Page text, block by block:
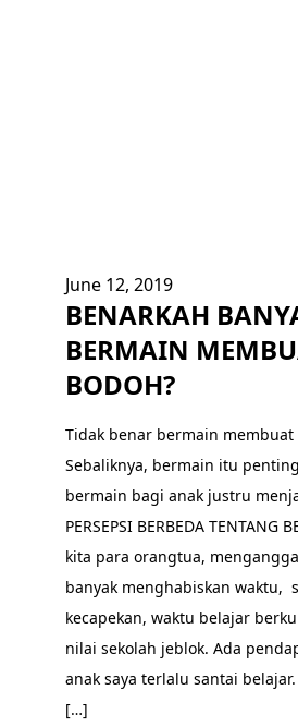
June 12, 2019
BENARKAH
BERMAIN
BODOH?
Tidak benar bermain membuat
Sebaliknya, bermain itu
bermain bagi anak justru
PERSEPSI BERBEDA TENTANG
kita para orangtua,
banyak menghabiskan waktu,
kecapekan, waktu belajar
nilai sekolah jeblok. Ada
anak saya terlalu santai
[…]